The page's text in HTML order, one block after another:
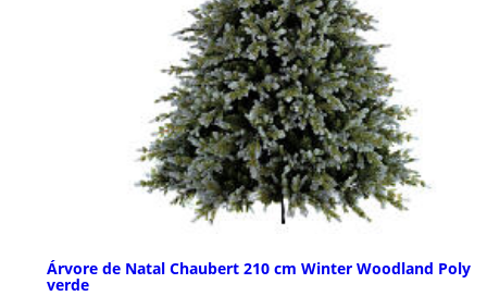
Árvore de Natal Chaubert 210 cm Winter Woodland Poly
verde